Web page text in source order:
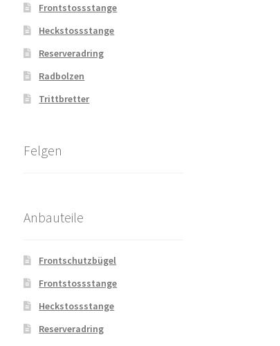
Frontstossstange
Heckstossstange
Reserveradring
Radbolzen
Trittbretter
Felgen
Anbauteile
Frontschutzbügel
Frontstossstange
Heckstossstange
Reserveradring